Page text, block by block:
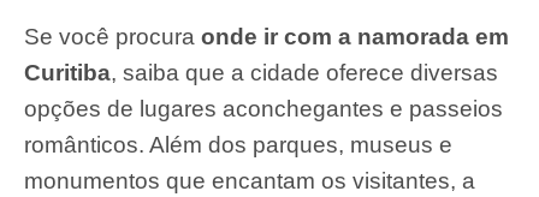
Se você procura onde ir com a namorada em
Curitiba, saiba que a cidade oferece diversas
opções de lugares aconchegantes e passeios
românticos. Além dos parques, museus e
monumentos que encantam os visitantes, a